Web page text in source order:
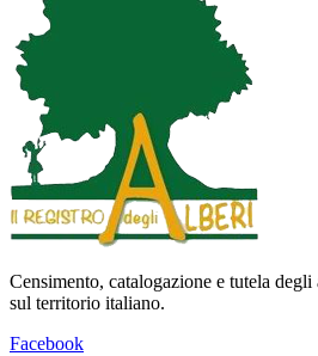
Censimento, catalogazione e tutela
sul territorio italiano.
Facebook